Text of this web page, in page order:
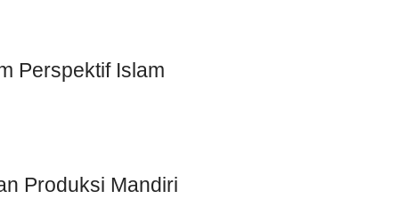
Perspektif Islam
Produksi Mandiri